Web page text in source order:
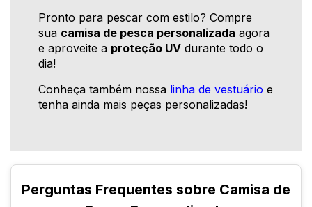
Pronto para pescar com estilo? Compre
sua camisa de pesca personalizada agora
e aproveite a proteção UV durante todo o
dia!
Conheça também nossa linha de vestuário e
tenha ainda mais peças personalizadas!
Perguntas Frequentes sobre Camisa de